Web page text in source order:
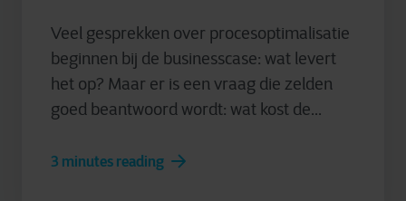
Veel gesprekken over procesoptimalisatie
beginnen bij de businesscase: wat levert
het op? Maar er is een vraag die zelden
goed beantwoord wordt: wat kost de...
3 minutes reading